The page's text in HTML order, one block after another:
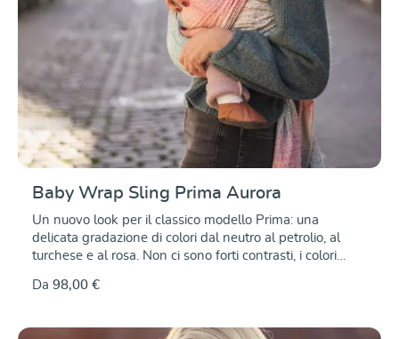
Baby Wrap Sling Prima Aurora
Un nuovo look per il classico modello Prima: una
delicata gradazione di colori dal neutro al petrolio, al
turchese e al rosa. Non ci sono forti contrasti, i colori
tessuto di medio peso è antistrappo e resistente, ma allo
diagonale. Questo lo rende facile da legare e comodo da
Da 98,00 €